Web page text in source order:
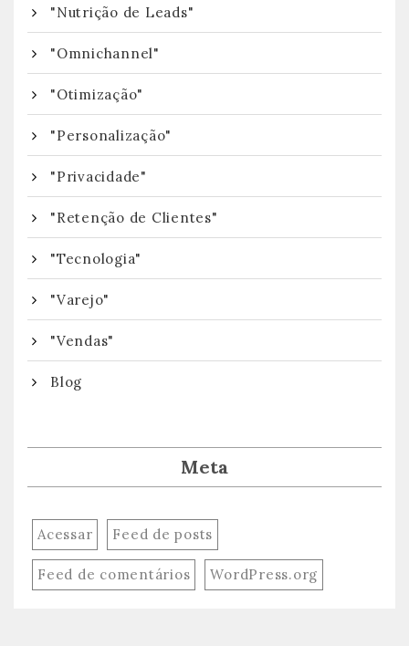
"Nutrição de Leads"
"Omnichannel"
"Otimização"
"Personalização"
"Privacidade"
"Retenção de Clientes"
"Tecnologia"
"Varejo"
"Vendas"
Blog
Meta
Acessar Feed de posts
Feed de comentários WordPress.org